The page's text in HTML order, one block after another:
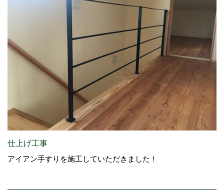
仕上げ工事
アイアン手すりを施工していただきました！